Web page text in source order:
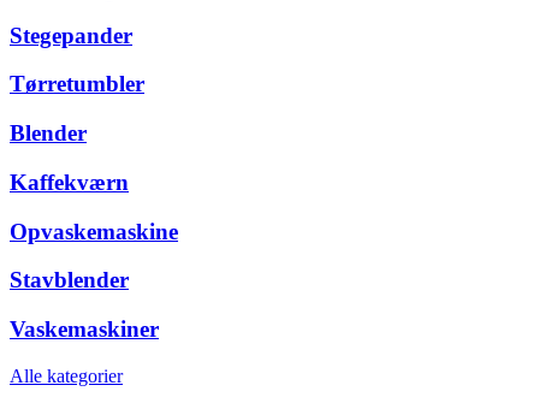
Stegepander
Tørretumbler
Blender
Kaffekværn
Opvaskemaskine
Stavblender
Vaskemaskiner
Alle kategorier